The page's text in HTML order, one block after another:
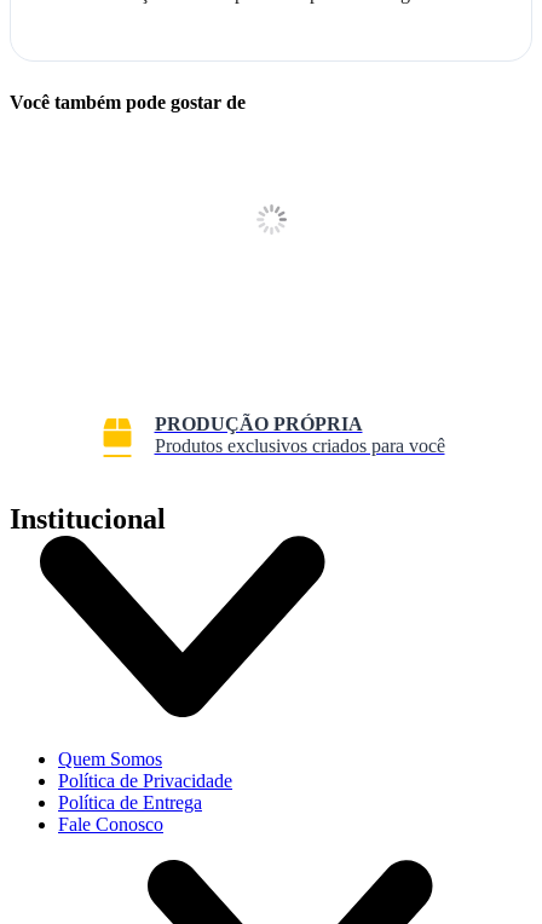
Você também pode gostar de
PRODUÇÃO PRÓPRIA
Produtos exclusivos criados para você
Institucional
Quem Somos
Política de Privacidade
Política de Entrega
Fale Conosco